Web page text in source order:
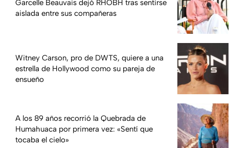
Garcelle Beauvais dejó RHOBH tras sentirse
aislada entre sus compañeras
Witney Carson, pro de DWTS, quiere a una
estrella de Hollywood como su pareja de
ensueño
A los 89 años recorrió la Quebrada de
Humahuaca por primera vez: «Sentí que
tocaba el cielo»